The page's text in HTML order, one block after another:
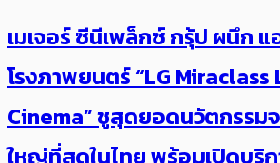
เมเจอร์ ซีนีเพล็กซ์ กรุ้ป ผนึก
โรงภาพยนตร์ “LG Miraclass
Cinema” ชูสุดยอดนวัตกรรม
ใหญ่ที่สุดในไทย พร้อมเปิดบริ